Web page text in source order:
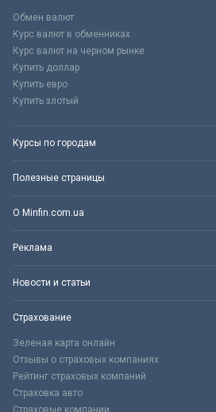
Обмен валют
Курс валют в обменниках
Курс валют на черном рынке
Купить доллар
Купить евро
Купить злотый
Курсы по городам
Полезные страницы
О Minfin.com.ua
Реклама
Новости и статьи
Страхование
Зеленая карта онлайн
Отзывы о страховых компаниях
Рейтинг страховых компаний
Страховка авто
Страховые компании